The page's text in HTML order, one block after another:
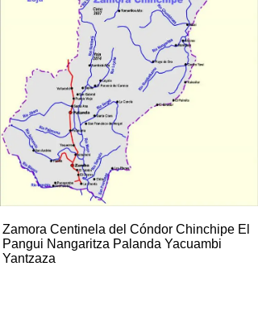
Zamora Centinela del Cóndor Chinchipe El
Pangui Nangaritza Palanda Yacuambi
Yantzaza